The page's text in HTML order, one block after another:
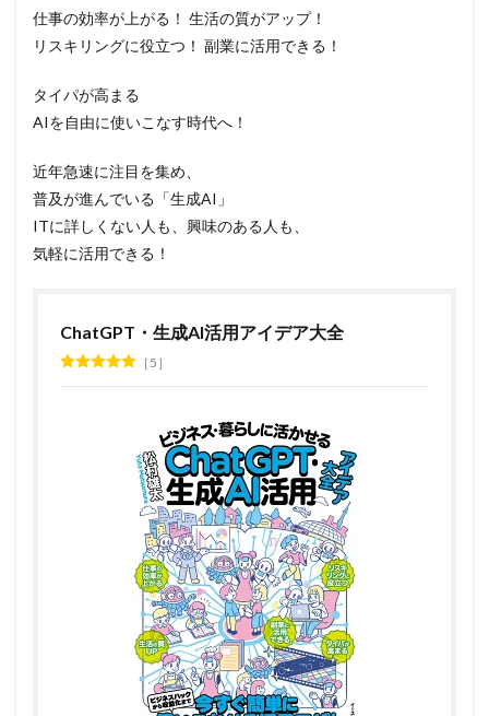
仕事の効率が上がる！ 生活の質がアップ！
リスキリングに役立つ！ 副業に活用できる！
タイパが高まる
AIを自由に使いこなす時代へ！
近年急速に注目を集め、
普及が進んでいる「生成AI」
ITに詳しくない人も、興味のある人も、
気軽に活用できる！
ChatGPT・生成AI活用アイデア大全
5